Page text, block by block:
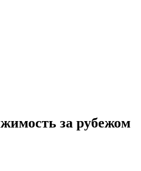
за рубежом